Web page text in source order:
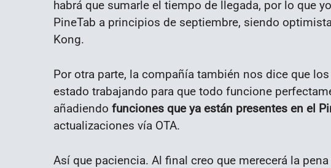
habrá que sumarle el tiempo de llegada, por lo que
PineTab a principios de septiembre, siendo
Kong.
Por otra parte, la compañía también nos dice que
estado trabajando para que todo funcione
añadiendo funciones que ya están presentes en el
actualizaciones vía OTA.
Así que paciencia. Al final creo que merecerá la